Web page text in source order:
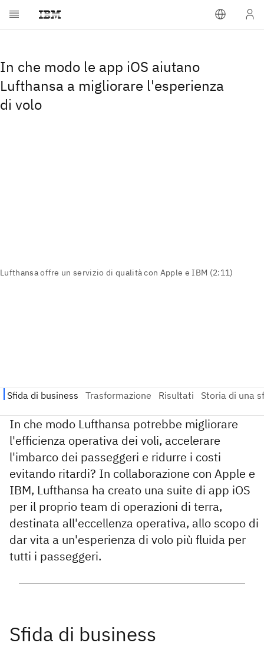
In che modo le app iOS aiutano
Lufthansa a migliorare l'esperienza
di volo
In che modo Lufthansa potrebbe migliorare
l'efficienza operativa dei voli, accelerare
l'imbarco dei passeggeri e ridurre i costi
evitando ritardi? In collaborazione con Apple e
IBM, Lufthansa ha creato una suite di app iOS
per il proprio team di operazioni di terra,
destinata all'eccellenza operativa, allo scopo di
dar vita a un'esperienza di volo più fluida per
tutti i passeggeri.